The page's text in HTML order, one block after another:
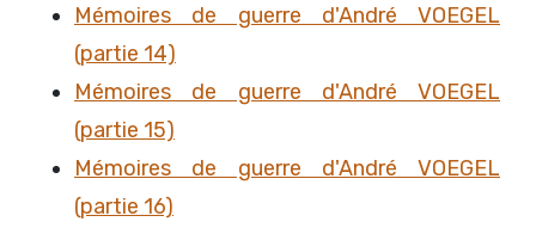
Mémoires de guerre d'André VOEGEL
(partie 14)
Mémoires de guerre d'André VOEGEL
(partie 15)
Mémoires de guerre d'André VOEGEL
(partie 16)